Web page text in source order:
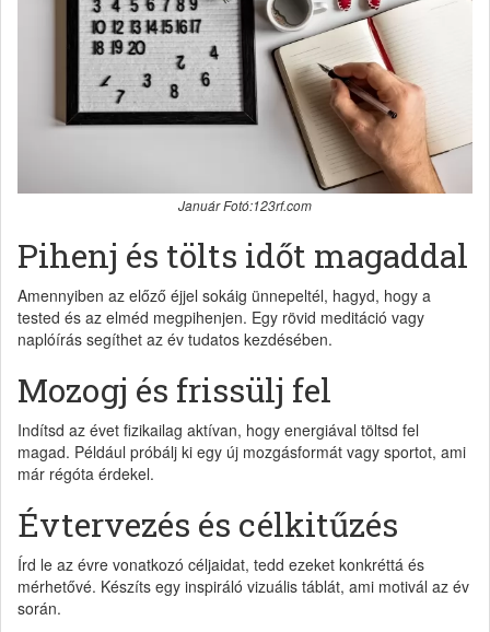
Január Fotó:123rf.com
Pihenj és tölts időt magaddal
Amennyiben az előző éjjel sokáig ünnepeltél, hagyd, hogy a
tested és az elméd megpihenjen. Egy rövid meditáció vagy
naplóírás segíthet az év tudatos kezdésében.
Mozogj és frissülj fel
Indítsd az évet fizikailag aktívan, hogy energiával töltsd fel
magad. Például próbálj ki egy új mozgásformát vagy sportot, ami
már régóta érdekel.
Évtervezés és célkitűzés
Írd le az évre vonatkozó céljaidat, tedd ezeket konkréttá és
mérhetővé. Készíts egy inspiráló vizuális táblát, ami motivál az év
során.